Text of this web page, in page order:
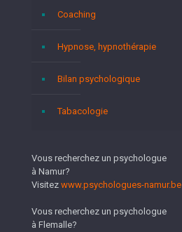
Coaching
Hypnose, hypnothérapie
Bilan psychologique
Tabacologie
Vous recherchez un psychologue
à Namur?
Visitez www.psychologues-namur.be
Vous recherchez un psychologue
à Flemalle?